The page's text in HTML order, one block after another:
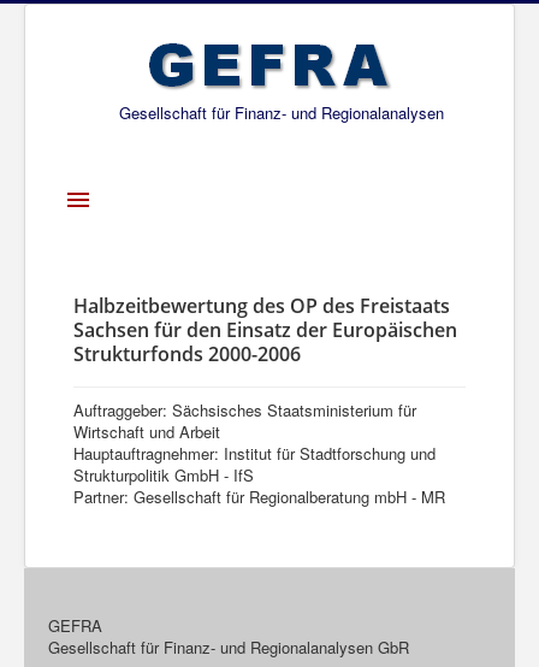
Gesellschaft für Finanz- und Regionalanalysen
Toggle
Über uns
Projekte
Gesellschafter
Netzwerk
Halbzeitbewertung des OP des Freistaats
Sachsen für den Einsatz der Europäischen
Strukturfonds 2000-2006
Auftraggeber: Sächsisches Staatsministerium für
Wirtschaft und Arbeit
Hauptauftragnehmer: Institut für Stadtforschung und
Strukturpolitik GmbH - IfS
Partner: Gesellschaft für Regionalberatung mbH - MR
GEFRA
Gesellschaft für Finanz- und Regionalanalysen GbR